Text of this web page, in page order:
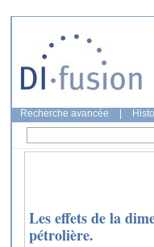
Recherche avancée
Les effets de la
pétrolière.